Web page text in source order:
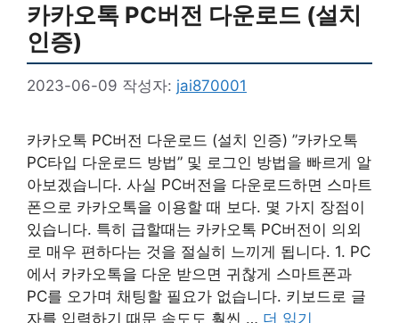
카카오톡 PC버전 다운로드 (설치
인증)
2023-06-09 작성자: jai870001
카카오톡 PC버전 다운로드 (설치 인증) ”카카오톡
PC타입 다운로드 방법” 및 로그인 방법을 빠르게 알
아보겠습니다. 사실 PC버전을 다운로드하면 스마트
폰으로 카카오톡을 이용할 때 보다. 몇 가지 장점이
있습니다. 특히 급할때는 카카오톡 PC버전이 의외
로 매우 편하다는 것을 절실히 느끼게 됩니다. 1. PC
에서 카카오톡을 다운 받으면 귀찮게 스마트폰과
PC를 오가며 채팅할 필요가 없습니다. 키보드로 글
자를 입력하기 때문 속도도 훨씬 … 더 읽기